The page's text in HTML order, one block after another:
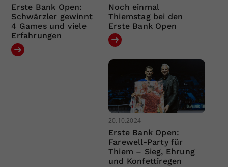
Erste Bank Open:
Schwärzler gewinnt
4 Games und viele
Erfahrungen
Noch einmal
Thiemstag bei den
Erste Bank Open
20.10.2024
Erste Bank Open:
Farewell-Party für
Thiem – Sieg, Ehrung
und Konfettiregen